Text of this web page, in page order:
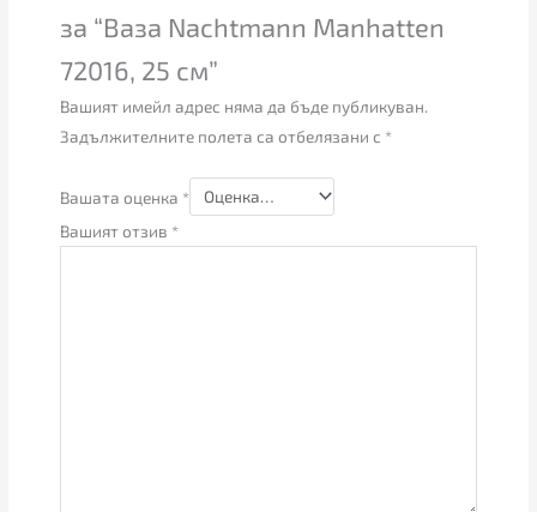
за “Ваза Nachtmann Manhatten
72016, 25 см”
Вашият имейл адрес няма да бъде публикуван.
Задължителните полета са отбелязани с *
Вашата оценка *
Вашият отзив *